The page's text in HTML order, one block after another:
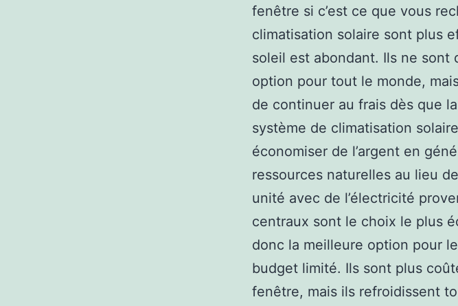
fenêtre si c’est ce que vous
climatisation solaire sont plus
soleil est abondant. Ils ne sont
option pour tout le monde,
de continuer au frais dès que
système de climatisation
économiser de l’argent en
ressources naturelles au lieu
unité avec de l’électricité
centraux sont le choix le plus
donc la meilleure option pour
budget limité. Ils sont plus
fenêtre, mais ils refroidissent